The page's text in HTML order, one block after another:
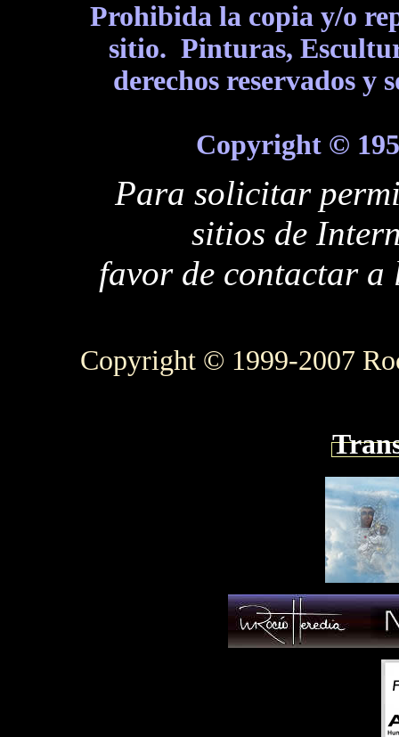
Prohibida la copia y/o
sitio. Pinturas,
derechos reservados y
Copyright ©
Para solicitar
sitios de
favor de contactar a
Copyright © 1999-2007